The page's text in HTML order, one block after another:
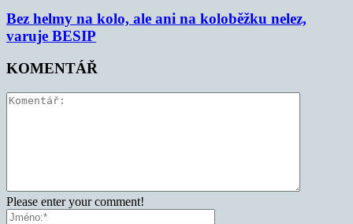
Bez helmy na kolo, ale ani na koloběžku nelez,
varuje BESIP
KOMENTÁŘ
Please enter your comment!